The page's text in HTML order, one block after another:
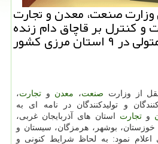
صنعت، معدن و تجارت
و كنترل بر قاچاق دام زنده
توسط دستگاه های متولی در ۹ استان مرزی كشور
از وزارت صنعت، معدن و تجارت،
و تولیدكنندگان در نامه ای به
وتجارت استان های آذربایجان غربی،
خوزستان، بوشهر، هرمزگان، سیستان و
اعلام نمود: به لحاظ شرایط كنونی و